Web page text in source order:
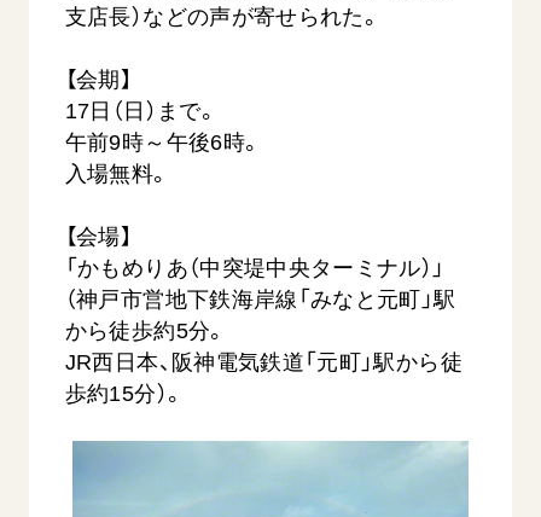
【被爆証言】「原爆の子」として生きた80年
広島県 早志百…
2026.08.06
SDGs
証言 広島
支店長）などの声が寄せられた。
【会期】
17日（日）まで。
午前9時～午後6時。
入場無料。
【会場】
「かもめりあ（中突堤中央ターミナル）」
（神戸市営地下鉄海岸線「みなと元町」駅
から徒歩約5分。
JR西日本、阪神電気鉄道「元町」駅から徒
歩約15分）。